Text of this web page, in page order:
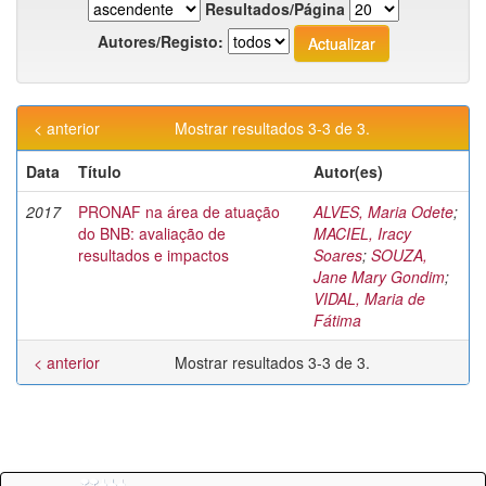
Resultados/Página
Autores/Registo:
Mostrar resultados 3-3 de 3.
< anterior
Data
Título
Autor(es)
2017
PRONAF na área de atuação
do BNB: avaliação de
resultados e impactos
ALVES, Maria Odete;
MACIEL, Iracy
Soares; SOUZA,
Jane Mary Gondim;
VIDAL, Maria de
Fátima
Mostrar resultados 3-3 de 3.
< anterior